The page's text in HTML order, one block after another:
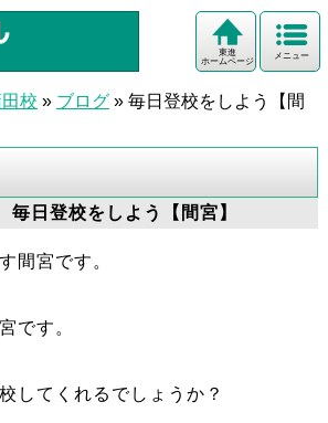
メニュー
東進
ホームページ
校 » ブログ » 毎日登校をしよう【間
日登校をしよう【間宮】
間宮です。
です。
してくれるでしょうか？